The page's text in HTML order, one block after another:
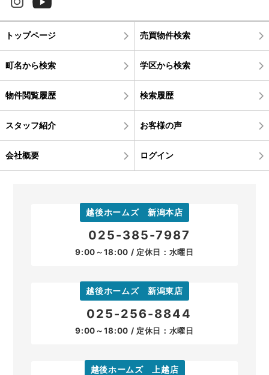
トップページ 売買物件検索
町名から検索 学区から検索
物件閲覧履歴 検索履歴
スタッフ紹介 お客様の声
会社概要 ログイン
越後ホームズ 新潟本店
025-385-7987
9:00～18:00 / 定休日：水曜日
越後ホームズ 新潟東店
025-256-8844
9:00～18:00 / 定休日：水曜日
越後ホームズ 上越店